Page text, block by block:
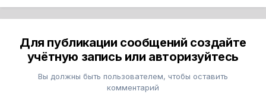
Для публикации сообщений создайте
учётную запись или авторизуйтесь
Вы должны быть пользователем, чтобы оставить
комментарий